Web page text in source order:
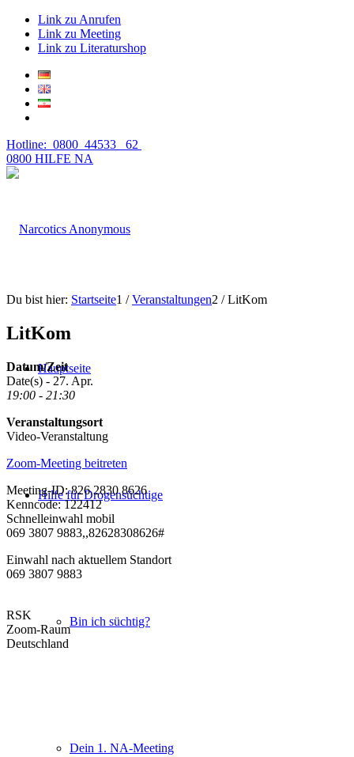
Link zu Anrufen
Link zu Meeting
Link zu Literaturshop
Hotline: 0800 44533 62
0800 HILFE NA
Hauptseite
Hilfe für Drogensüchtige
Bin ich süchtig?
Dein 1. NA-Meeting
Du bist hier: Startseite1 / Veranstaltungen2 / LitKom
LitKom
Datum/Zeit
Date(s) - 27. Apr.
19:00 - 21:30
Veranstaltungsort
Video-Veranstaltung
Zoom-Meeting beitreten
Meeting-ID: 826 2830 8626
Kenncode: 122412
Schnelleinwahl mobil
069 3807 9883,,82628308626#
Einwahl nach aktuellem Standort
069 3807 9883
RSK
Zoom-Raum
Deutschland